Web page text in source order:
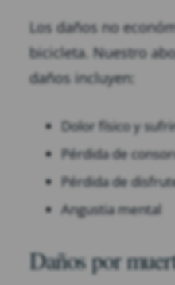
Los daños no
bicicleta. Nuestro
daños incluyen:
Dolor físico y
Pérdida de
Pérdida de
Angustia mental
Daños por